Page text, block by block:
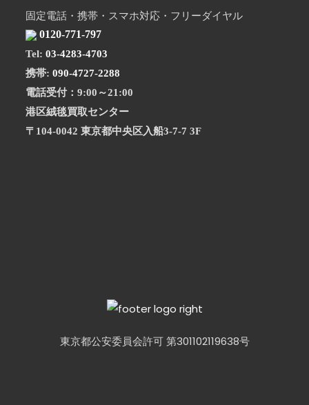
固定電話・携帯・スマホ対応・フリーダイヤル
0120-771-797
Tel:03-4283-4703
携帯:090-4727-2288
電話受付：9:00～21:00
港区絨毯買取センター
〒104-0042 東京都中央区入船3-7-7 3F
東京都公安委員会許可 第301102119638号